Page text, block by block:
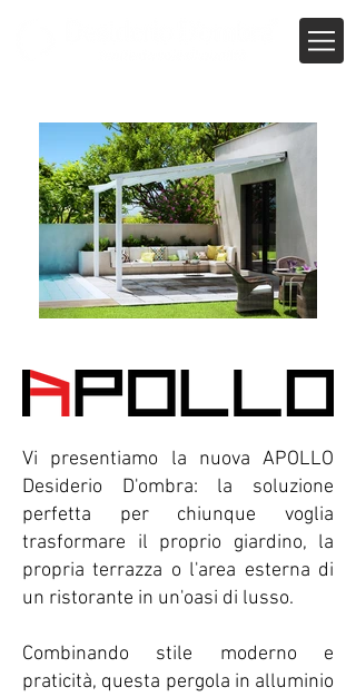
Vi presentiamo la nuova APOLLO
Desiderio D'ombra: la soluzione
perfetta per chiunque voglia
trasformare il proprio giardino, la
propria terrazza o l'area esterna di
un ristorante in un'oasi di lusso.
Combinando stile moderno e
praticità, questa pergola in alluminio